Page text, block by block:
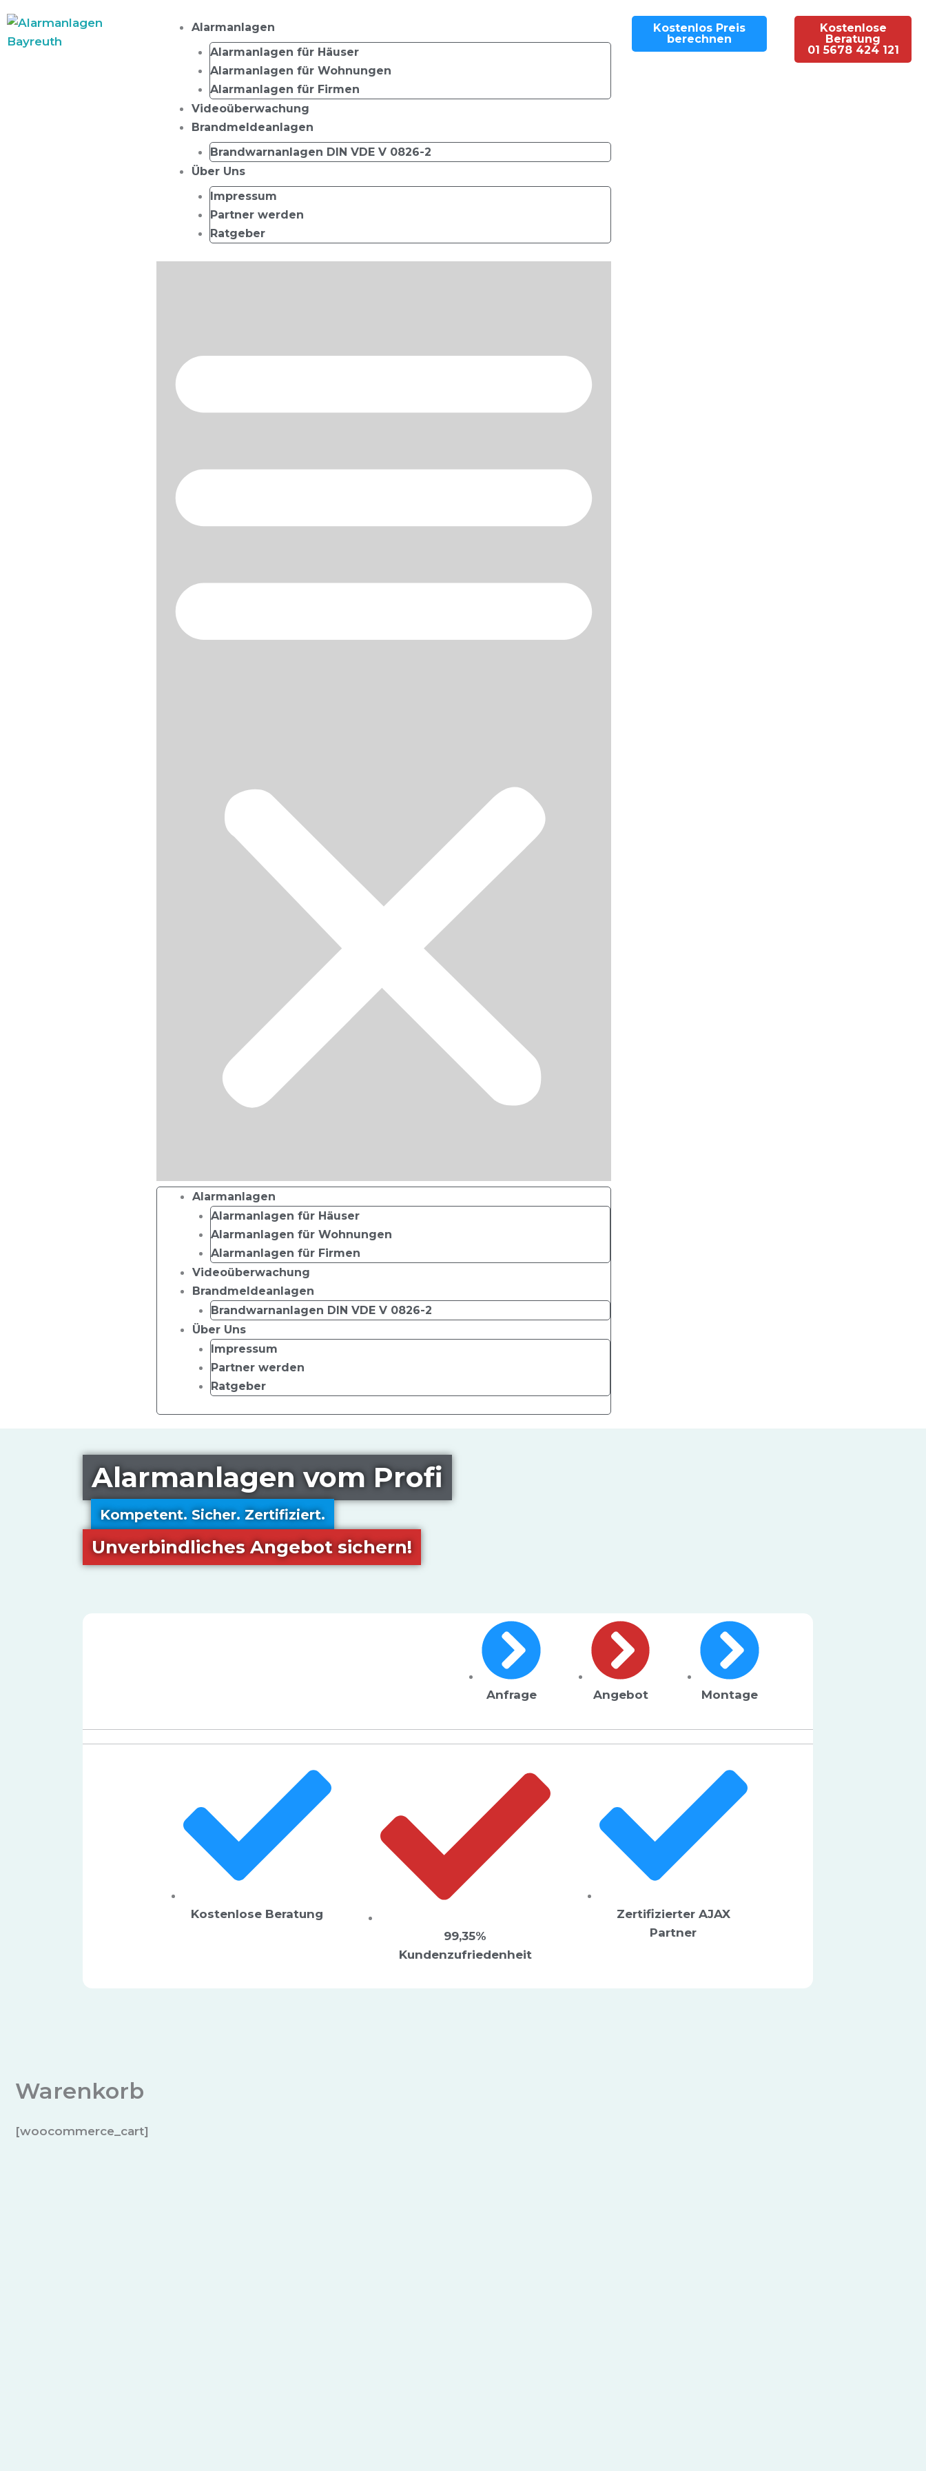
Inhalt
springen
Alarmanlagen
Alarmanlagen für Häuser
Alarmanlagen für Wohnungen
Alarmanlagen für Firmen
Videoüberwachung
Brandmeldeanlagen
Brandwarnanlagen DIN VDE V 0826-2
Über Uns
Impressum
Partner werden
Ratgeber
Alarmanlagen
Alarmanlagen für Häuser
Alarmanlagen für Wohnungen
Alarmanlagen für Firmen
Videoüberwachung
Brandmeldeanlagen
Brandwarnanlagen DIN VDE V 0826-2
Über Uns
Impressum
Partner werden
Ratgeber
Kostenlos Preis
berechnen
Kostenlose
Beratung
01 5678 424 121
Warenkorb
Alarmanlagen vom Profi
Kompetent. Sicher. Zertifiziert.
Unverbindliches Angebot sichern!
Anfrage Angebot Montage
Kostenlose Beratung
99,35%
Kundenzufriedenheit
Zertifizierter AJAX
Partner
Warenkorb
[woocommerce_cart]